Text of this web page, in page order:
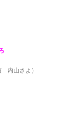
山さよ）